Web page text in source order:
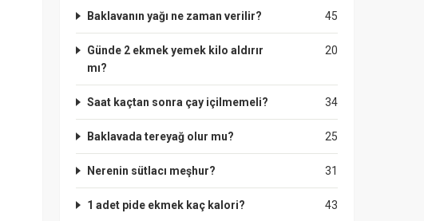
45
Baklavanın yağı ne zaman verilir?
20
Günde 2 ekmek yemek kilo aldırır
mı?
34
Saat kaçtan sonra çay içilmemeli?
25
Baklavada tereyağ olur mu?
31
Nerenin sütlacı meşhur?
43
1 adet pide ekmek kaç kalori?